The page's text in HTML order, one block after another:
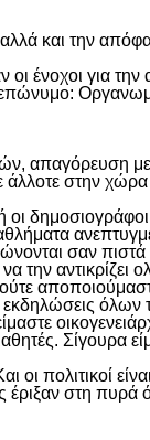
και την
ένοχοι για
απαγόρευση
στην χώρα
οι
σαν
την αντικρίζει
εκδηλώσεις
Σίγουρα
πολιτικοί
έριξαν στη